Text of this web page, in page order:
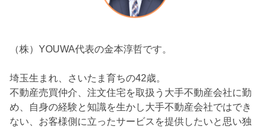
（株）YOUWA代表の金本淳哲です。
埼玉生まれ、さいたま育ちの42歳。
不動産売買仲介、注文住宅を取扱う大手不動産会社に勤
め、自身の経験と知識を生かし大手不動産会社ではでき
ない、お客様側に立ったサービスを提供したいと思い独